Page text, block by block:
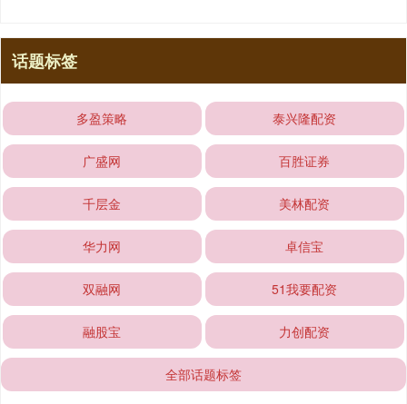
话题标签
多盈策略 泰兴隆配资
广盛网 百胜证券
千层金 美林配资
华力网 卓信宝
双融网 51我要配资
融股宝 力创配资
全部话题标签